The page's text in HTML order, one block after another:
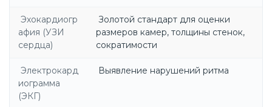
Эхокардиогр
афия (УЗИ
сердца)
Золотой стандарт для оценки
размеров камер, толщины стенок,
сократимости
Электрокард
иограмма
(ЭКГ)
Выявление нарушений ритма